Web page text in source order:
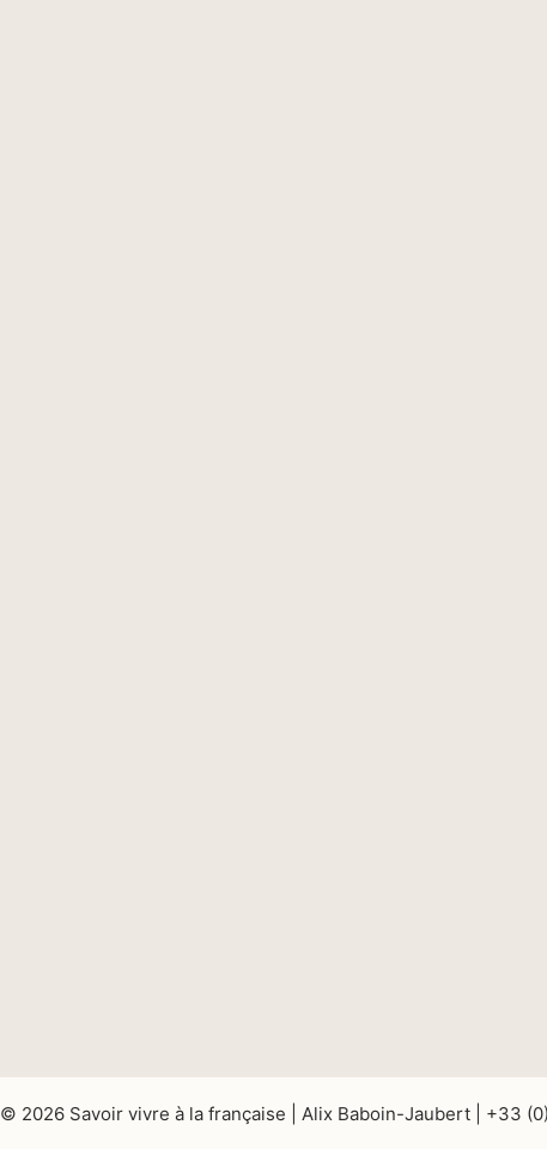
© 2026 Savoir vivre à la française | Alix Baboin-Jaubert | +33